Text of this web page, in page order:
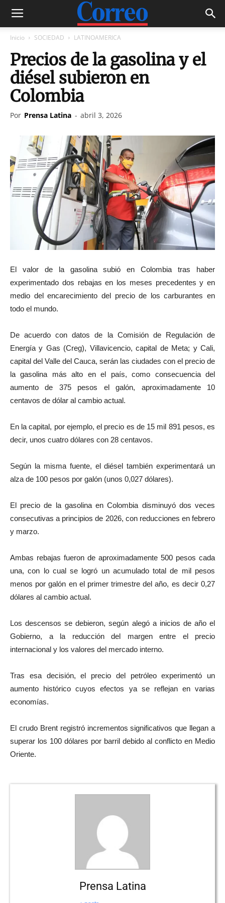
Inicio SOCIEDAD LATINOAMERICA
Precios de la gasolina y el
diésel subieron en
Colombia
Por Prensa Latina - abril 3, 2026
El valor de la gasolina subió en Colombia tras haber
experimentado dos rebajas en los meses precedentes y en
medio del encarecimiento del precio de los carburantes en
todo el mundo.
De acuerdo con datos de la Comisión de Regulación de
Energía y Gas (Creg), Villavicencio, capital de Meta; y Cali,
capital del Valle del Cauca, serán las ciudades con el precio de
la gasolina más alto en el país, como consecuencia del
aumento de 375 pesos el galón, aproximadamente 10
centavos de dólar al cambio actual.
En la capital, por ejemplo, el precio es de 15 mil 891 pesos, es
decir, unos cuatro dólares con 28 centavos.
Según la misma fuente, el diésel también experimentará un
alza de 100 pesos por galón (unos 0,027 dólares).
El precio de la gasolina en Colombia disminuyó dos veces
consecutivas a principios de 2026, con reducciones en febrero
y marzo.
Ambas rebajas fueron de aproximadamente 500 pesos cada
una, con lo cual se logró un acumulado total de mil pesos
menos por galón en el primer trimestre del año, es decir 0,27
dólares al cambio actual.
Los descensos se debieron, según alegó a inicios de año el
Gobierno, a la reducción del margen entre el precio
internacional y los valores del mercado interno.
Tras esa decisión, el precio del petróleo experimentó un
aumento histórico cuyos efectos ya se reflejan en varias
economías.
El crudo Brent registró incrementos significativos que llegan a
superar los 100 dólares por barril debido al conflicto en Medio
Oriente.
Prensa Latina